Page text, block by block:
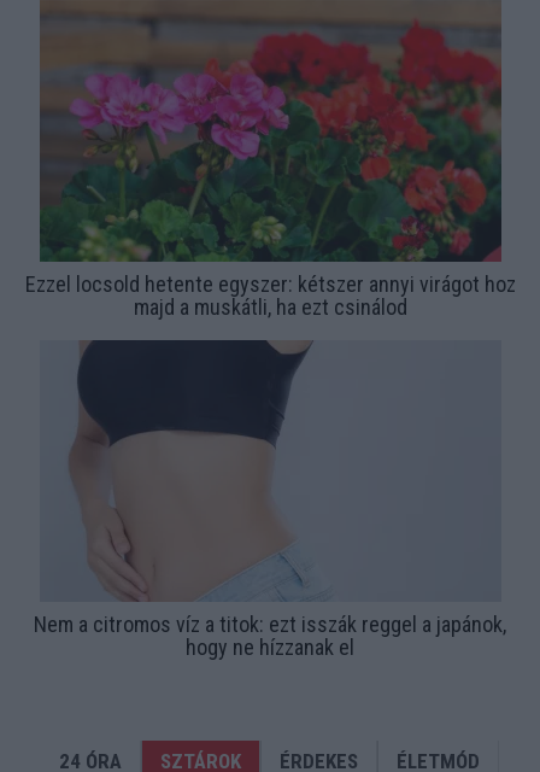
Ezzel locsold hetente egyszer: kétszer annyi virágot hoz
majd a muskátli, ha ezt csinálod
Nem a citromos víz a titok: ezt isszák reggel a japánok,
hogy ne hízzanak el
24 ÓRA SZTÁROK ÉRDEKES ÉLETMÓD